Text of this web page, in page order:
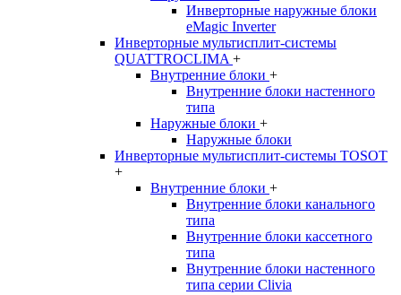
Инверторные наружные блоки
eMagic Inverter
Инверторные мультисплит-системы
QUATTROCLIMA +
Внутренние блоки +
Внутренние блоки настенного
типа
Наружные блоки +
Наружные блоки
Инверторные мультисплит-системы TOSOT
+
Внутренние блоки +
Внутренние блоки канального
типа
Внутренние блоки кассетного
типа
Внутренние блоки настенного
типа серии Clivia